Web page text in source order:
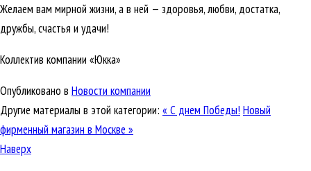
Желаем вам мирной жизни, а в ней — здоровья, любви, достатка,
дружбы, счастья и удачи!
Коллектив компании «Юкка»
Опубликовано в Новости компании
Другие материалы в этой категории: « С днем Победы! Новый
фирменный магазин в Москве »
Наверх